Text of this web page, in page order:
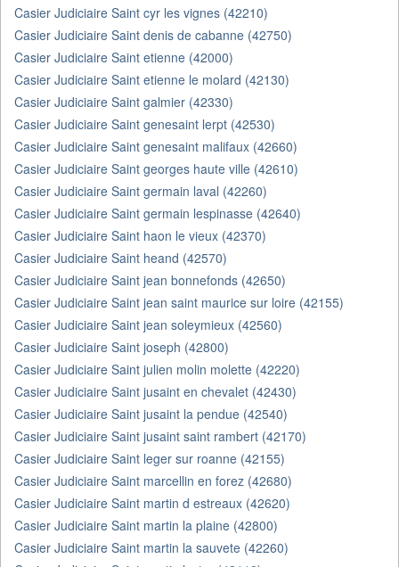
Casier Judiciaire Saint cyr les vignes (42210)
Casier Judiciaire Saint denis de cabanne (42750)
Casier Judiciaire Saint etienne (42000)
Casier Judiciaire Saint etienne le molard (42130)
Casier Judiciaire Saint galmier (42330)
Casier Judiciaire Saint genesaint lerpt (42530)
Casier Judiciaire Saint genesaint malifaux (42660)
Casier Judiciaire Saint georges haute ville (42610)
Casier Judiciaire Saint germain laval (42260)
Casier Judiciaire Saint germain lespinasse (42640)
Casier Judiciaire Saint haon le vieux (42370)
Casier Judiciaire Saint heand (42570)
Casier Judiciaire Saint jean bonnefonds (42650)
Casier Judiciaire Saint jean saint maurice sur loire (42155)
Casier Judiciaire Saint jean soleymieux (42560)
Casier Judiciaire Saint joseph (42800)
Casier Judiciaire Saint julien molin molette (42220)
Casier Judiciaire Saint jusaint en chevalet (42430)
Casier Judiciaire Saint jusaint la pendue (42540)
Casier Judiciaire Saint jusaint saint rambert (42170)
Casier Judiciaire Saint leger sur roanne (42155)
Casier Judiciaire Saint marcellin en forez (42680)
Casier Judiciaire Saint martin d estreaux (42620)
Casier Judiciaire Saint martin la plaine (42800)
Casier Judiciaire Saint martin la sauvete (42260)